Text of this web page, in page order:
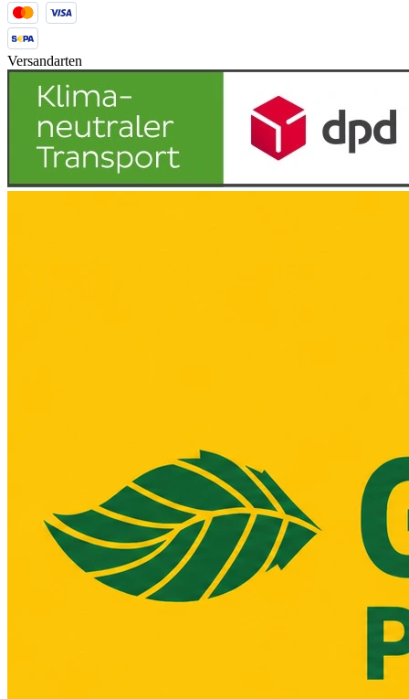
Versandarten